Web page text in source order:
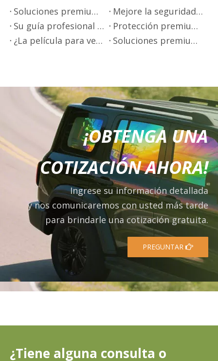
Soluciones premium para tintado de ventanillas de automóviles - Mr.film
Mejore la seguridad en la conducción con una película aislante térmica
Su guía profesional para aplicar películas para ventanas de automóviles
Protección premium de pintura para automóviles - Mr.Film
¿La película para ventanillas de automóviles bloquea los rayos infrarrojos?
Soluciones premium de películas para ventanas de automóviles de Mr.Film
¡OBTENGA UNA
COTIZACIÓN AHORA!
Ingrese su información detallada
y nos comunicaremos con usted más tarde
para brindarle una cotización gratuita.
PREGUNTAR
¿Tiene alguna consulta o